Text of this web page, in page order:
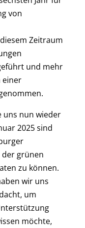
von
Zeitraum
und mehr
einer
uns nun wieder
2025 sind
der grünen
zu können.
wir uns
um
möchte,